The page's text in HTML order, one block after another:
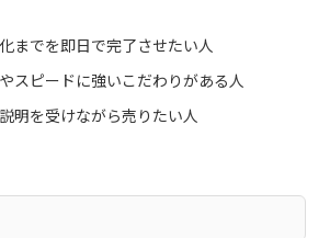
までを即日で完了させたい人
スピードに強いこだわりがある人
明を受けながら売りたい人